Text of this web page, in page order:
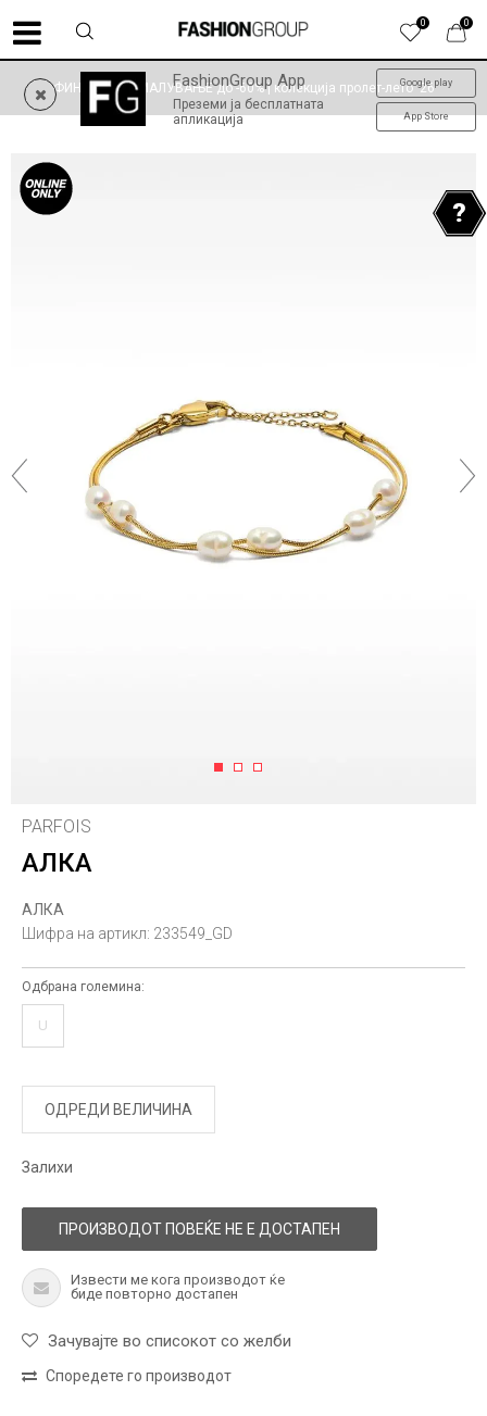
0
0
FashionGroup App
Преземи ја бесплатната
апликација
Google play
App Store
ФИНАЛНО НАМАЛУВАЊЕ до -60% | колекција пролет-лето '26
1 2 3
PARFOIS
АЛКА
АЛКА
Шифра на артикл: 233549_GD
Одбрана големина:
U
ОДРЕДИ ВЕЛИЧИНА
Залихи
ПРОИЗВОДОТ ПОВЕЌЕ НЕ Е ДОСТАПЕН
Извести ме кога производот ќе
биде повторно достапен
Зачувајте во списокот со желби
Споредете го производот